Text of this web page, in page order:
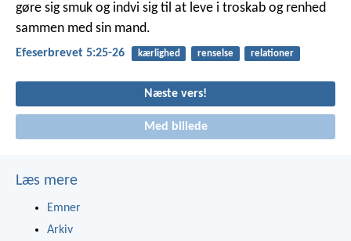
gøre sig smuk og indvi sig til at leve i troskab og renhed
sammen med sin mand.
Efeserbrevet 5:25-26 kærlighed renselse relationer
Næste vers!
Med billede
Læs mere
Emner
Arkiv